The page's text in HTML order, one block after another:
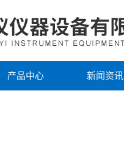
产品中心 新闻资讯